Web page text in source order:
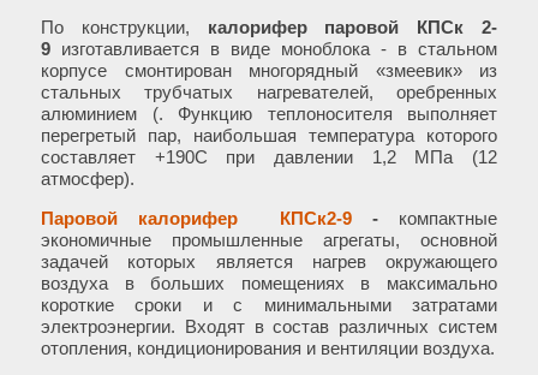
По конструкции, калорифер паровой КПСк 2-
9 изготавливается в виде моноблока - в стальном
корпусе смонтирован многорядный «змеевик» из
стальных трубчатых нагревателей, оребренных
алюминием (. Функцию теплоносителя выполняет
перегретый пар, наибольшая температура которого
составляет +190С при давлении 1,2 МПа (12
атмосфер).
Паровой калорифер КПCк2-9- компактные
экономичные промышленные агрегаты, основной
задачей которых является нагрев окружающего
воздуха в больших помещениях в максимально
короткие сроки и с минимальными затратами
электроэнергии. Входят в состав различных систем
отопления, кондиционирования и вентиляции воздуха.